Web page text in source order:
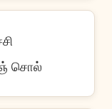
சொல்